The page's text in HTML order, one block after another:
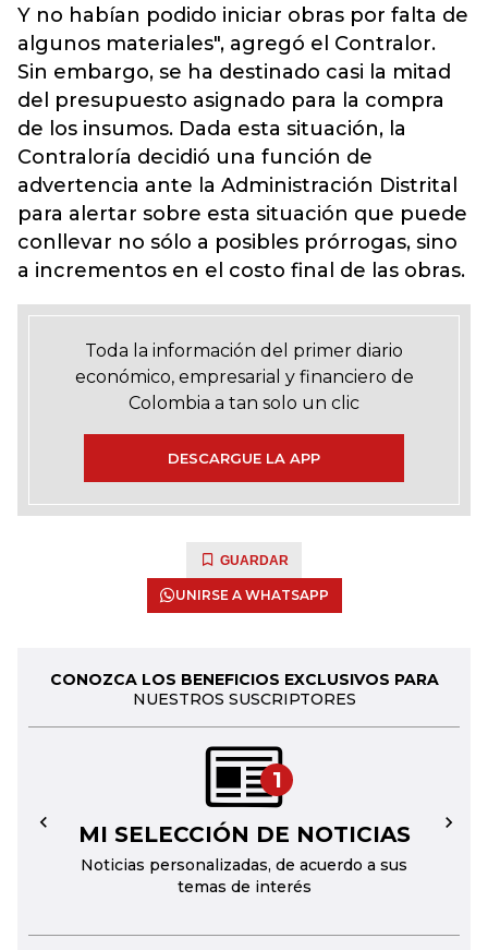
Y no habían podido iniciar obras por falta de
algunos materiales", agregó el Contralor.
Sin embargo, se ha destinado casi la mitad
del presupuesto asignado para la compra
de los insumos. Dada esta situación, la
Contraloría decidió una función de
advertencia ante la Administración Distrital
para alertar sobre esta situación que puede
conllevar no sólo a posibles prórrogas, sino
a incrementos en el costo final de las obras.
Toda la información del primer diario
económico, empresarial y financiero de
Colombia a tan solo un clic
DESCARGUE LA APP
GUARDAR
UNIRSE A WHATSAPP
CONOZCA LOS BENEFICIOS EXCLUSIVOS PARA
NUESTROS SUSCRIPTORES
1
MI SELECCIÓN DE NOTICIAS
Noticias personalizadas, de acuerdo a sus
temas de interés
← →